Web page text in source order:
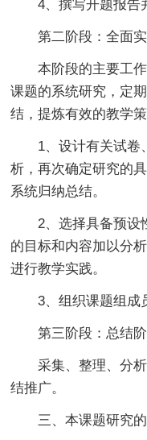
4、撰写开题报告并
第二阶段：全面实
本阶段的主要工作
课题的系统研究，定
结，提炼有效的教学策
1、设计有关试卷
析，再次确定研究的
系统归纳总结。
2、选择具备预设
的目标和内容加以分
进行教学实践。
3、组织课题组成员
第三阶段：总结
采集、整理、分析
结推广。
三、本课题研究的